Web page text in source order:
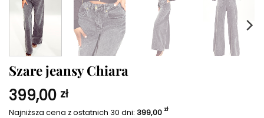
Szare jeansy Chiara
399,00 zł
Najniższa cena z ostatnich 30 dni: 399,00 zł